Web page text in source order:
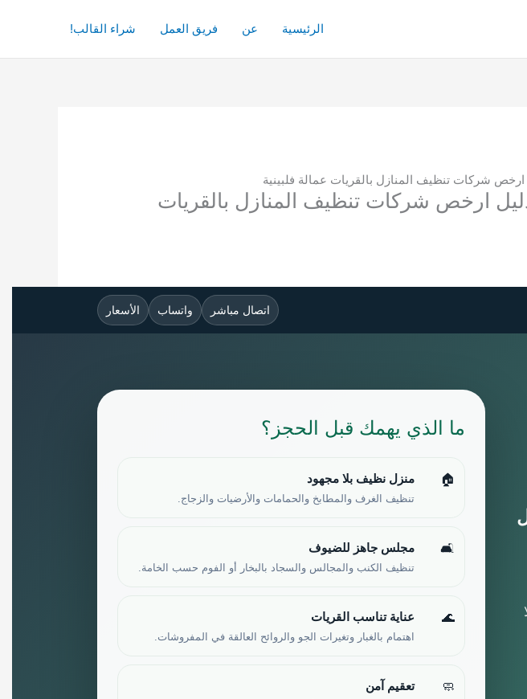
الرئيسية عن فريق العمل شراء القالب!
15 شركة تنظيف القريات 0565243557 دليل ارخص شركات تنظيف المنازل بالقريات
اتصال مباشر واتساب الأسعار
ما الذي يهمك قبل الحجز؟
🏠 منزل نظيف بلا مجهود
تنظيف الغرف والمطابخ والحمامات والأرضيات والزجاج.
🛋 مجلس جاهز للضيوف
تنظيف الكنب والمجالس والسجاد بالبخار أو الفوم حسب الخامة.
🌊 عناية تناسب القريات
اهتمام بالغبار وتغيرات الجو والروائح العالقة في المفروشات.
🧼 تعقيم آمن